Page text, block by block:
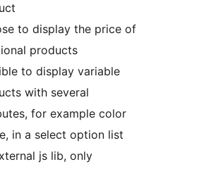
to display the price of
products
to display variable
with several
for example color
in a select option list
js lib, only